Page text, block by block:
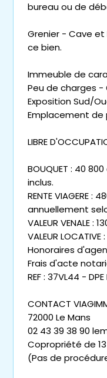
bureau ou de
Grenier - Cave
ce bien.
Immeuble de
Peu de charges -
Exposition Sud/
Emplacement de
LIBRE
BOUQUET : 40
inclus.
RENTE VIAGERE
annuellement
VALEUR VENALE :
VALEUR
Honoraires
Frais d'acte
REF : 37VL44 - DPE
CONTACT
72000 Le Mans
02 43 39 38 90
Copropriété de
(Pas de